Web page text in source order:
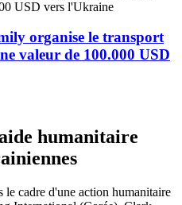
organise le transport
valeur de 100.000 USD
humanitaire
le cadre d'une action humanitaire